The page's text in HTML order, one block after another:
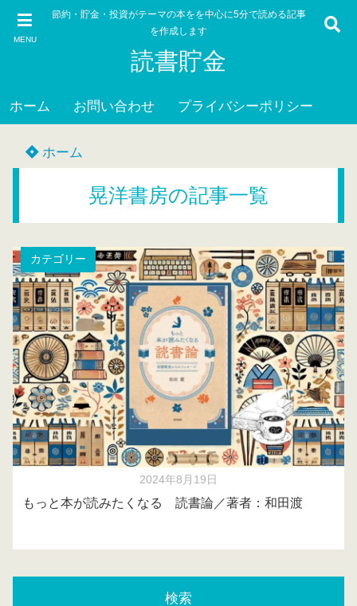
MENU
節約・貯金・投資がテーマの本をを中心に5分で読める記事
を作成します
読書貯金
ホーム お問い合わせ プライバシーポリシー
ホーム
晃洋書房の記事一覧
カテゴリー
2024年8月19日
もっと本が読みたくなる 読書論／著者：和田渡
検索